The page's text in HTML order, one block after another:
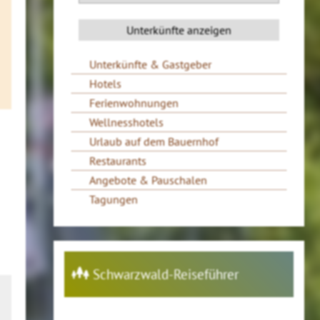
Unterkünfte & Gastgeber
Hotels
Ferienwohnungen
Wellnesshotels
Urlaub auf dem Bauernhof
Restaurants
Angebote & Pauschalen
Tagungen
Schwarzwald-Reiseführer